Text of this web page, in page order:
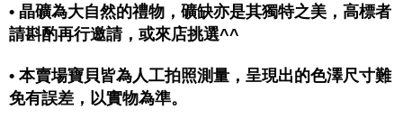
• 晶礦為大自然的禮物，礦缺亦是其獨特之美，高標者
請斟酌再行邀請，或來店挑選^^
• 本賣場寶貝皆為人工拍照測量，呈現出的色澤尺寸難
免有誤差，以實物為準。